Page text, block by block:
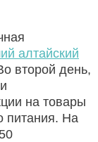
алтайский
второй день,
на товары
питания. На